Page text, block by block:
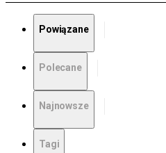
Powiązane
Polecane
Najnowsze
Tagi